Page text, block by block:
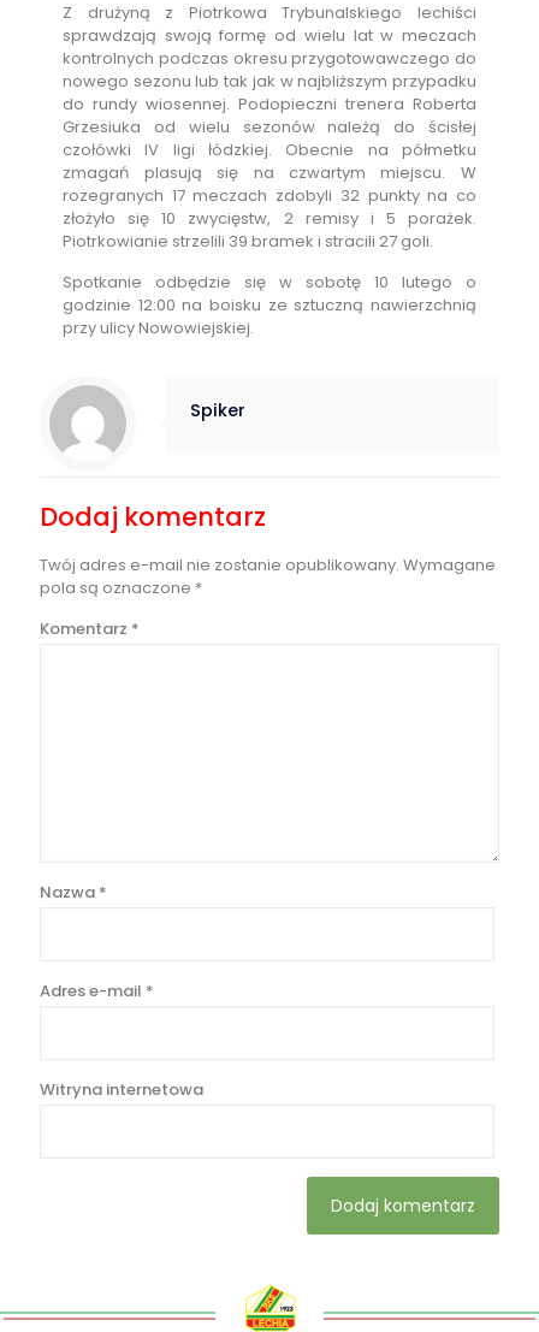
Z drużyną z Piotrkowa Trybunalskiego lechiści
sprawdzają swoją formę od wielu lat w meczach
kontrolnych podczas okresu przygotowawczego do
nowego sezonu lub tak jak w najbliższym przypadku
do rundy wiosennej. Podopieczni trenera Roberta
Grzesiuka od wielu sezonów należą do ścisłej
czołówki IV ligi łódzkiej. Obecnie na półmetku
zmagań plasują się na czwartym miejscu. W
rozegranych 17 meczach zdobyli 32 punkty na co
złożyło się 10 zwycięstw, 2 remisy i 5 porażek.
Piotrkowianie strzelili 39 bramek i stracili 27 goli.
Spotkanie odbędzie się w sobotę 10 lutego o
godzinie 12:00 na boisku ze sztuczną nawierzchnią
przy ulicy Nowowiejskiej.
Spiker
Dodaj komentarz
Twój adres e-mail nie zostanie opublikowany. Wymagane
pola są oznaczone *
Komentarz *
Nazwa *
Adres e-mail *
Witryna internetowa